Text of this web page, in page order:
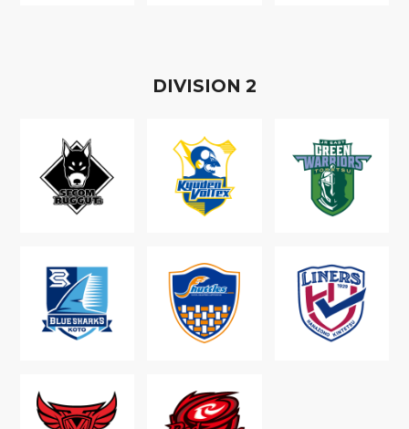
DIVISION 2